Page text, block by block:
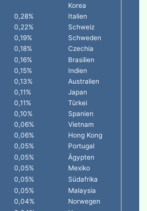
Korea
0,28%
Italien
0,22%
Schweiz
0,19%
Schweden
0,18%
Czechia
0,16%
Brasilien
0,15%
Indien
0,13%
Australien
0,11%
Japan
0,11%
Türkei
0,10%
Spanien
0,06%
Vietnam
0,06%
Hong Kong
0,05%
Portugal
0,05%
Ägypten
0,05%
Mexiko
0,05%
Südafrika
0,05%
Malaysia
0,04%
Norwegen